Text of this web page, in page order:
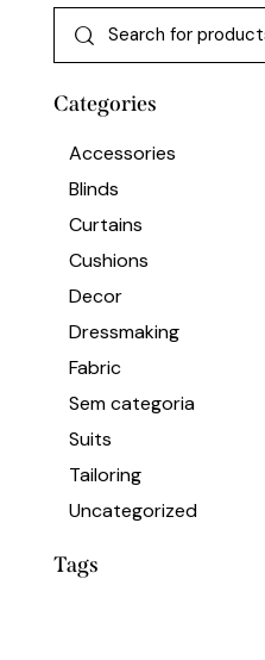
Categories
Accessories
Blinds
Curtains
Cushions
Decor
Dressmaking
Fabric
Sem categoria
Suits
Tailoring
Uncategorized
Tags